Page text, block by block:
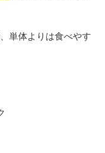
単体よりは食べやす